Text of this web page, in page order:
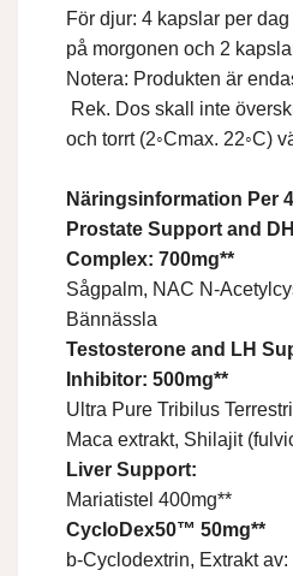
För djur: 4 kapslar per
på morgonen och 2
Notera: Produkten är
Rek. Dos skall inte
och torrt (2◦Cmax. 22◦C)
Näringsinformation Per
Prostate Support and
Complex: 700mg**
Sågpalm, NAC N-
Bännässla
Testosterone and LH
Inhibitor: 500mg**
Ultra Pure Tribilus
Maca extrakt, Shilajit
Liver Support:
Mariatistel 400mg**
CycloDex50™ 50mg**
b-Cyclodextrin, Extrakt av: